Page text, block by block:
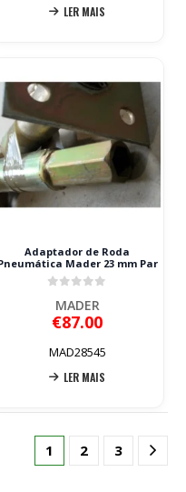
LER MAIS
Adaptador de Roda
Mader 23 mm Par
MADER
€87.00
MAD28545
LER MAIS
1 2 3